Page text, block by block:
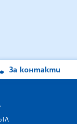
За контакти